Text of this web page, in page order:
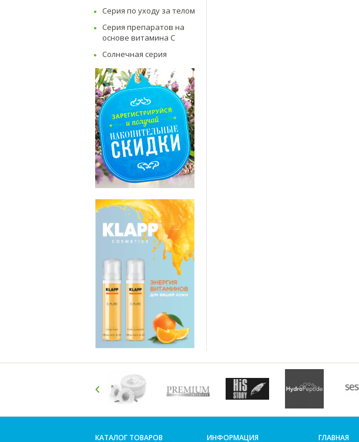
Серия по уходу за телом
Серия препаратов на
основе витамина C
Солнечная серия
КАТАЛОГ ТОВАРОВ ИНФОРМАЦИЯ ГЛАВНАЯ